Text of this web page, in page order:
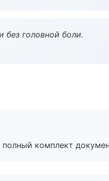
без головной боли.
комплект